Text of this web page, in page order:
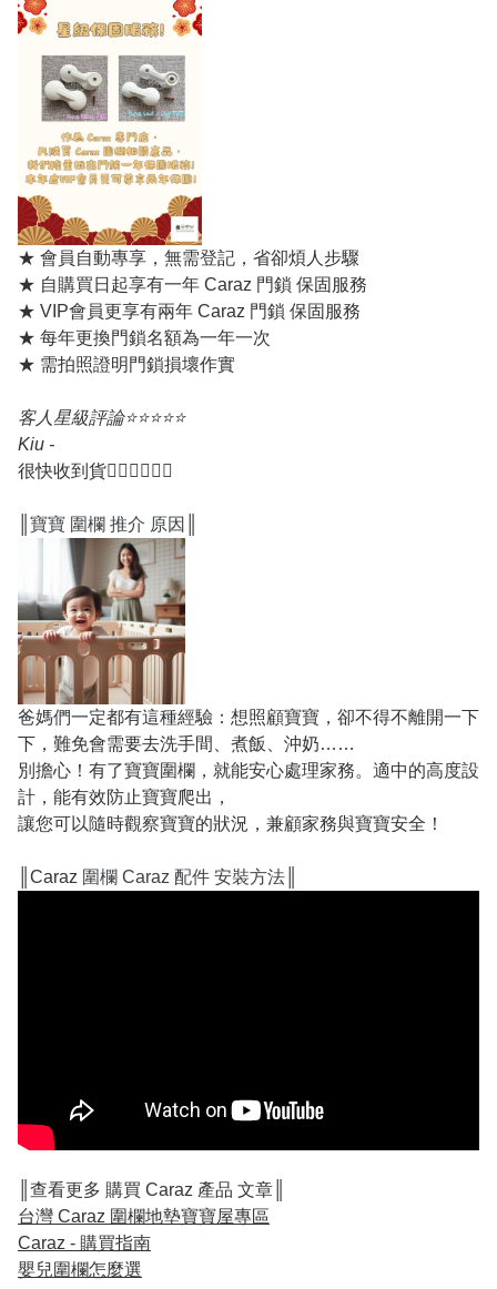
★ 會員自動專享，無需登記，省卻煩人步驟
★ 自購買日起享有一年 Caraz 門鎖 保固服務
★ VIP會員更享有兩年 Caraz 門鎖 保固服務
★ 每年更換門鎖名額為一年一次
★ 需拍照證明門鎖損壞作實
客人星級評論⭐️⭐️⭐️⭐️⭐️
Kiu -
很快收到貨👍🏻👍🏻👍🏻
寶寶 圍欄 推介 原因
爸媽們一定都有這種經驗：想照顧寶寶，卻不得不離開一下
下，難免會需要去洗手間、煮飯、沖奶……
別擔心！有了寶寶圍欄，就能安心處理家務。適中的高度設
計，能有效防止寶寶爬出，
讓您可以隨時觀察寶寶的狀況，兼顧家務與寶寶安全！
║Caraz 圍欄 Caraz 配件 安裝方法
║查看更多 購買 Caraz 產品 文章║
台灣 Caraz 圍欄地墊寶寶屋專區
Caraz - 購買指南
嬰兒圍欄怎麼選